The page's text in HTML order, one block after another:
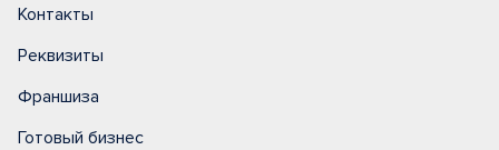
Контакты
Реквизиты
Франшиза
Готовый бизнес